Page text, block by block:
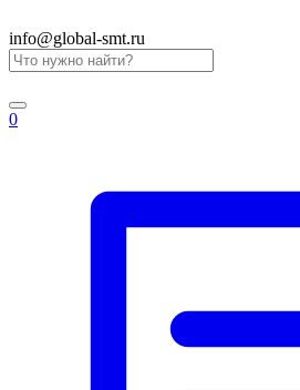
info@global-smt.ru
0